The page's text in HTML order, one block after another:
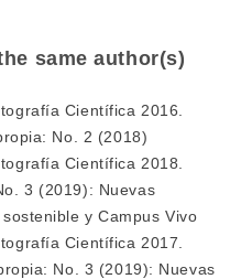
same author(s)
Científica 2016.
No. 2 (2018)
Científica 2018.
3 (2019): Nuevas
y Campus Vivo
Científica 2017.
No. 3 (2019): Nuevas